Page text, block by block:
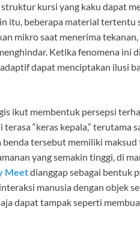
kursi yang kaku dapat
itu, beberapa material tertentu
mikro saat menerima tekanan,
Ketika fenomena ini
dapat menciptakan ilusi
ikut membentuk persepsi
“keras kepala,” terutama
tersebut memiliki
yang semakin tinggi, di
Meetdianggap sebagai bentuk
manusia dengan objek
dapat tampak seperti